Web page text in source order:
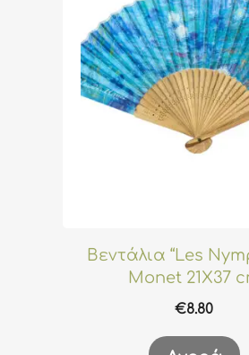
Βεντάλια “Les
Monet 21X37
€8.80